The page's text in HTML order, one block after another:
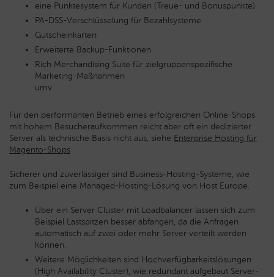
eine Punktesystem für Kunden (Treue- und Bonuspunkte)
PA-DSS-Verschlüsselung für Bezahlsysteme
Gutscheinkarten
Erweiterte Backup-Funktionen
Rich Merchandising Suite für zielgruppenspezifische
Marketing-Maßnahmen
umv.
Für den performanten Betrieb eines erfolgreichen Online-Shops
mit hohem Besucheraufkommen reicht aber oft ein dedizierter
Server als technische Basis nicht aus, siehe Enterprise Hosting für
Magento-Shops
Sicherer und zuverlässiger sind Business-Hosting-Systeme, wie
zum Beispiel eine Managed-Hosting-Lösung von Host Europe.
Über ein Server Cluster mit Loadbalancer lassen sich zum
Beispiel Lastspitzen besser abfangen, da die Anfragen
automatisch auf zwei oder mehr Server verteilt werden
können.
Weitere Möglichkeiten sind Hochverfügbarkeitslösungen
(High Availability Cluster), wie redundant aufgebaut Server-